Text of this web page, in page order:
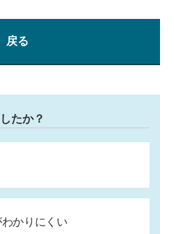
戻る
たか？
かりにくい